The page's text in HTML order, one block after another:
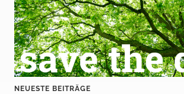
NEUESTE BEITRÄGE